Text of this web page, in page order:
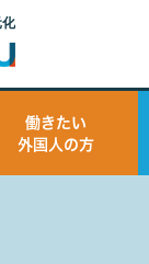
働きたい
外国人の方